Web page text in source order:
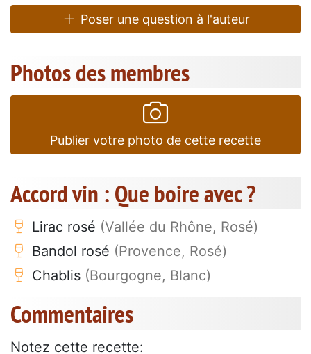
Poser une question à l'auteur
Photos des membres
Publier votre photo de cette recette
Accord vin : Que boire avec ?
Lirac rosé (Vallée du Rhône, Rosé)
Bandol rosé (Provence, Rosé)
Chablis (Bourgogne, Blanc)
Commentaires
Notez cette recette: